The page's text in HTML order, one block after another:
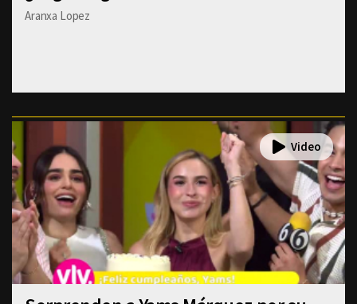
Aranxa Lopez